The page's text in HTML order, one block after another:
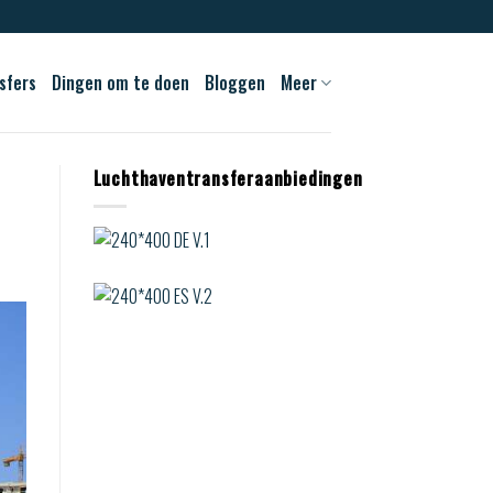
Dingen om te doen Bloggen Meer
Luchthaventransferaanbiedingen